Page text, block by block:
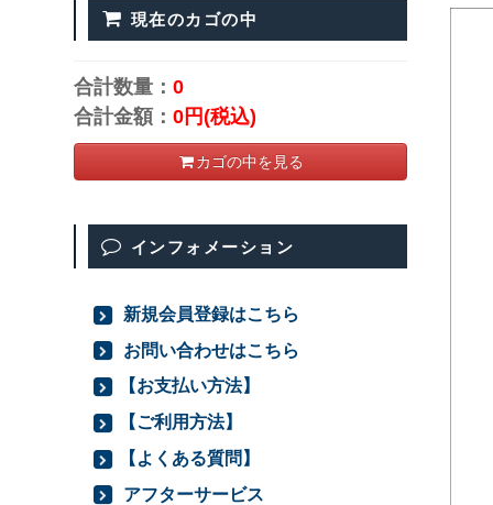
現在のカゴの中
合計数量：0
合計金額：0円(税込)
カゴの中を見る
インフォメーション
新規会員登録はこちら
お問い合わせはこちら
【お支払い方法】
【ご利用方法】
【よくある質問】
アフターサービス